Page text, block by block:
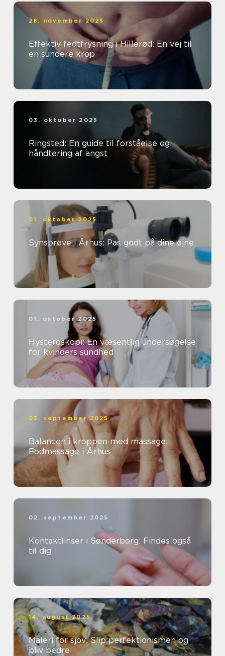
28. november 2025
Effektiv fedtfrysning i Hillerød: En vej til
en sundere krop
03. oktober 2025
Ringsted: En guide til forståelse og
håndtering af angst
01. oktober 2025
Synsprøve i Århus: Pas godt på dine øjne
01. oktober 2025
Hysteroskopi: En væsentlig undersøgelse
for kvinders sundhed
03. september 2025
Balancen i kroppen med massage:
Fodmassage i Århus
02. september 2025
Kontaktlinser i Sønderborg: Findes også
til dig
14. august 2025
Maleri for sjov: Slip perfektionismen og
bliv bedre